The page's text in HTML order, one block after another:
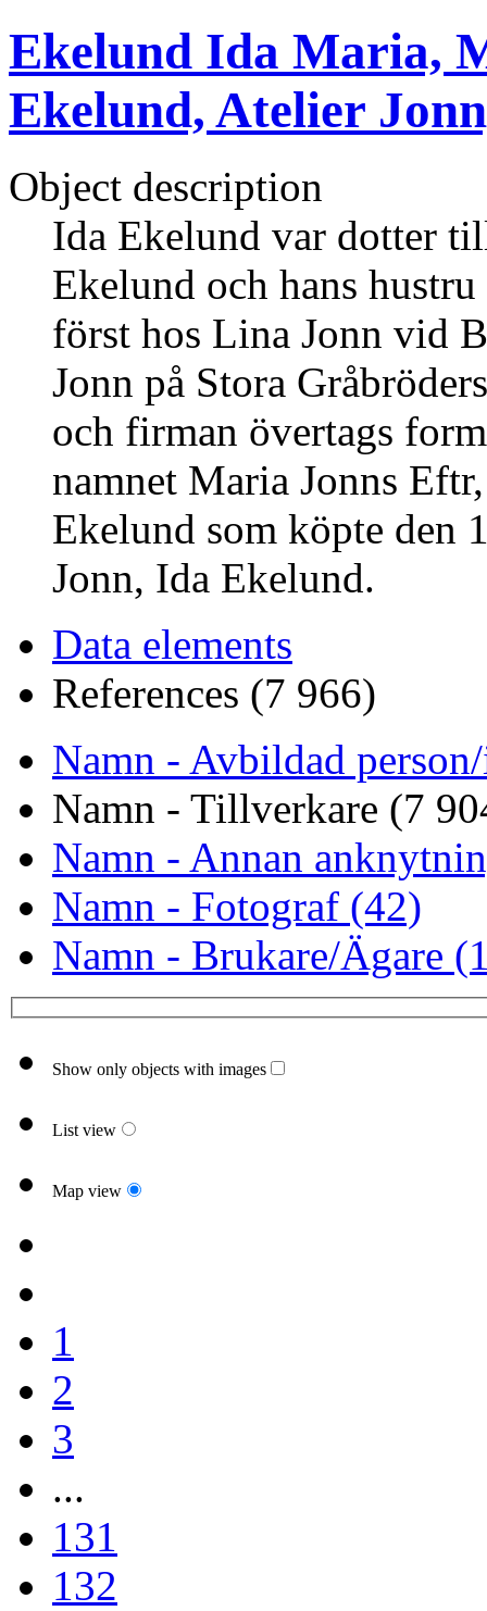
Ekelund Ida Maria,
Ekelund, Atelier
Object description
Ida Ekelund var dotter
Ekelund och hans
först hos Lina Jonn vid
Jonn på Stora
och firman övertags
namnet Maria Jonns
Ekelund som köpte den
Jonn, Ida Ekelund.
Data elements
References (7 966)
Namn - Avbildad
Namn - Tillverkare (7
Namn - Annan
Namn - Fotograf (42)
Namn - Brukare/Ägare
Show only objects with images
List view
Map view
1
2
3
...
131
132